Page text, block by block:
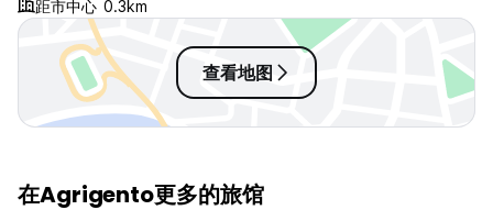
距市中心 0.3km
查看地图
在Agrigento更多的旅馆